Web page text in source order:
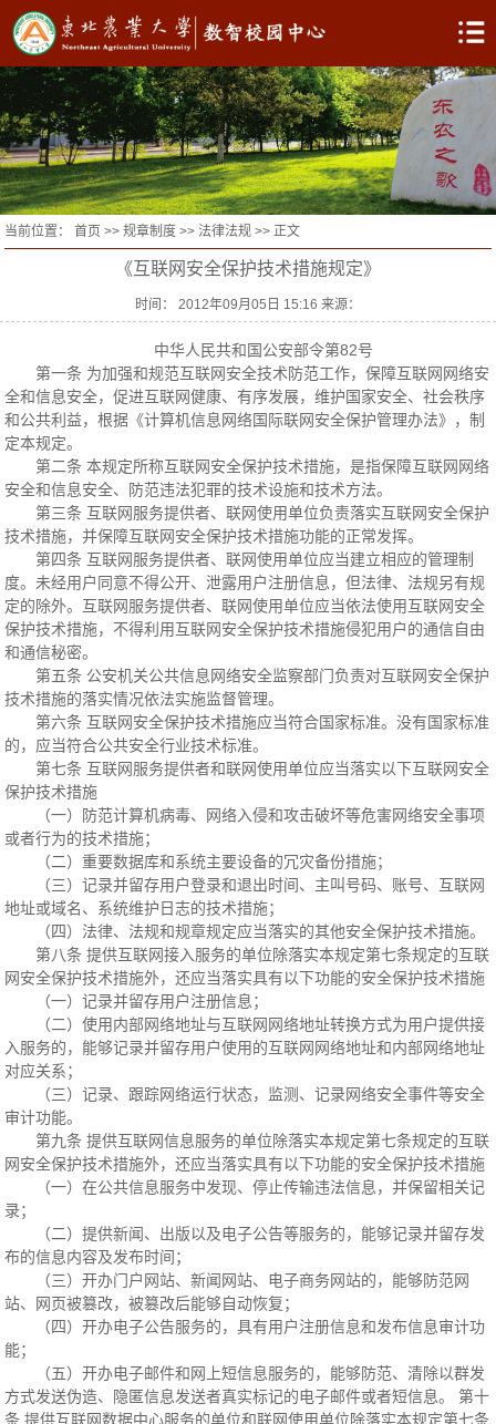
当前位置：首页 >>规章制度 >> 法律法规 >> 正文
《互联网安全保护技术措施规定》
时间： 2012年09月05日 15:16 来源：
中华人民共和国公安部令第82号
第一条 为加强和规范互联网安全技术防范工作，保障互联网网络安
全和信息安全，促进互联网健康、有序发展，维护国家安全、社会秩序
和公共利益，根据《计算机信息网络国际联网安全保护管理办法》，制
定本规定。
第二条 本规定所称互联网安全保护技术措施，是指保障互联网网络
安全和信息安全、防范违法犯罪的技术设施和技术方法。
第三条 互联网服务提供者、联网使用单位负责落实互联网安全保护
技术措施，并保障互联网安全保护技术措施功能的正常发挥。
第四条 互联网服务提供者、联网使用单位应当建立相应的管理制
度。未经用户同意不得公开、泄露用户注册信息，但法律、法规另有规
定的除外。互联网服务提供者、联网使用单位应当依法使用互联网安全
保护技术措施，不得利用互联网安全保护技术措施侵犯用户的通信自由
和通信秘密。
第五条 公安机关公共信息网络安全监察部门负责对互联网安全保护
技术措施的落实情况依法实施监督管理。
第六条 互联网安全保护技术措施应当符合国家标准。没有国家标准
的，应当符合公共安全行业技术标准。
第七条 互联网服务提供者和联网使用单位应当落实以下互联网安全
保护技术措施
（一）防范计算机病毒、网络入侵和攻击破坏等危害网络安全事项
或者行为的技术措施；
（二）重要数据库和系统主要设备的冗灾备份措施；
（三）记录并留存用户登录和退出时间、主叫号码、账号、互联网
地址或域名、系统维护日志的技术措施；
（四）法律、法规和规章规定应当落实的其他安全保护技术措施。
第八条 提供互联网接入服务的单位除落实本规定第七条规定的互联
网安全保护技术措施外，还应当落实具有以下功能的安全保护技术措施
（一）记录并留存用户注册信息；
（二）使用内部网络地址与互联网网络地址转换方式为用户提供接
入服务的，能够记录并留存用户使用的互联网网络地址和内部网络地址
对应关系；
（三）记录、跟踪网络运行状态，监测、记录网络安全事件等安全
审计功能。
第九条 提供互联网信息服务的单位除落实本规定第七条规定的互联
网安全保护技术措施外，还应当落实具有以下功能的安全保护技术措施
（一）在公共信息服务中发现、停止传输违法信息，并保留相关记
录；
（二）提供新闻、出版以及电子公告等服务的，能够记录并留存发
布的信息内容及发布时间；
（三）开办门户网站、新闻网站、电子商务网站的，能够防范网
站、网页被篡改，被篡改后能够自动恢复；
（四）开办电子公告服务的，具有用户注册信息和发布信息审计功
能；
（五）开办电子邮件和网上短信息服务的，能够防范、清除以群发
方式发送伪造、隐匿信息发送者真实标记的电子邮件或者短信息。 第十
条 提供互联网数据中心服务的单位和联网使用单位除落实本规定第七条